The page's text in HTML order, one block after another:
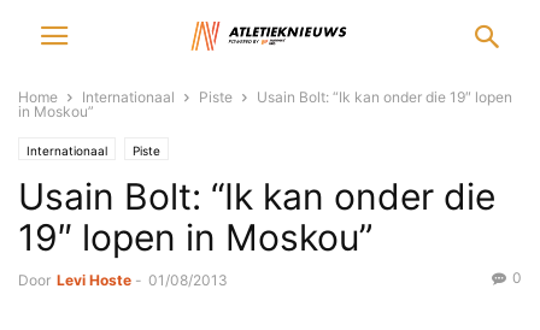
Home Internationaal Piste
Usain Bolt: “Ik kan onder die 19″ lopen
in Moskou”
Internationaal Piste
Usain Bolt: “Ik kan onder die
19″ lopen in Moskou”
Door Levi Hoste - 01/08/2013 0